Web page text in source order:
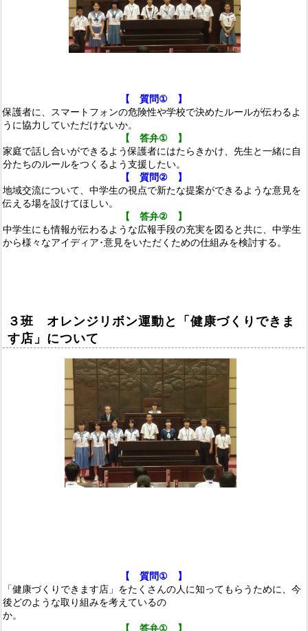
【 質問① 】
保護者に、スマートフォンの危険性や学校で決めたルールが伝わるよ
うに協力していただけないか。
【 答弁① 】
家庭で話し合いができるよう保護者にはたらきかけ、先生と一緒に自
分たちのルールをつくるよう支援したい。
【 質問② 】
地域交流について、中学生の視点で新たな提案ができるような意見を
伝える場を設けてほしい。
【 答弁② 】
中学生にも情報が伝わるような広報手段の充実を図ると共に、中学生
から様々なアイディア･意見をいただく ための仕組みを検討する。
３班 オレンジリボン運動と「健康づくりできま
す店」について
【 質問① 】
「健康づくりできます店」をたくさんの人に知ってもらうために、今
後どのような取り組みを考えているの
か。
【 答弁① 】